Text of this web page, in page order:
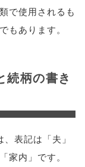
で使用されるも
もあります。
続柄の書き
表記は「夫」
家内」です。